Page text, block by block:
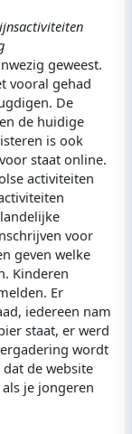
geweest.
vooral gehad
De
de huidige
is ook
staat online.
activiteiten
voor
geven welke
Kinderen
Er
iedereen nam
staat, er werd
wordt
de website
je jongeren